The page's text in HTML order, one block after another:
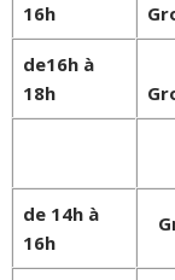
16h
de16h à
18h
de 14h à
16h